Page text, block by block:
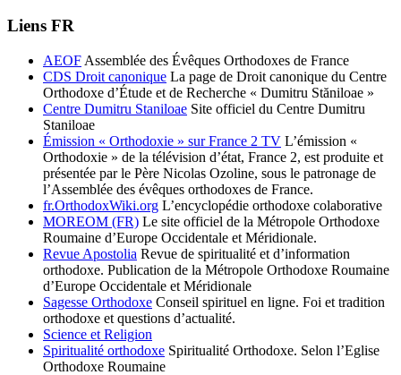
Liens FR
AEOF Assemblée des Évêques Orthodoxes de France
CDS Droit canonique La page de Droit canonique du Centre
Orthodoxe d’Étude et de Recherche « Dumitru Stăniloae »
Centre Dumitru Staniloae Site officiel du Centre Dumitru
Staniloae
Émission « Orthodoxie » sur France 2 TV L’émission «
Orthodoxie » de la télévision d’état, France 2, est produite et
présentée par le Père Nicolas Ozoline, sous le patronage de
l’Assemblée des évêques orthodoxes de France.
fr.OrthodoxWiki.org L’encyclopédie orthodoxe colaborative
MOREOM (FR) Le site officiel de la Métropole Orthodoxe
Roumaine d’Europe Occidentale et Méridionale.
Revue Apostolia Revue de spiritualité et d’information
orthodoxe. Publication de la Métropole Orthodoxe Roumaine
d’Europe Occidentale et Méridionale
Sagesse Orthodoxe Conseil spirituel en ligne. Foi et tradition
orthodoxe et questions d’actualité.
Science et Religion
Spiritualité orthodoxe Spiritualité Orthodoxe. Selon l’Eglise
Orthodoxe Roumaine